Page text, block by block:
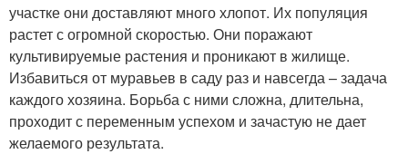
участке они доставляют много хлопот. Их популяция
растет с огромной скоростью. Они поражают
культивируемые растения и проникают в жилище.
Избавиться от муравьев в саду раз и навсегда – задача
каждого хозяина. Борьба с ними сложна, длительна,
проходит с переменным успехом и зачастую не дает
желаемого результата.